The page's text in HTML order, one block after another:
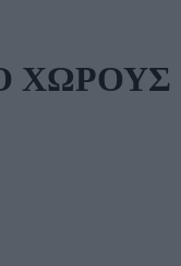
ΧΩΡΟΥΣ